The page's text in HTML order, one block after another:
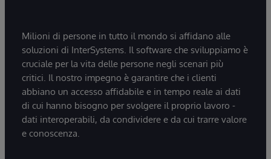
Milioni di persone in tutto il mondo si affidano alle
soluzioni di InterSystems. Il software che sviluppiamo è
cruciale per la vita delle persone negli scenari più
critici. Il nostro impegno è garantire che i clienti
abbiano un accesso affidabile e in tempo reale ai dati
di cui hanno bisogno per svolgere il proprio lavoro -
dati interoperabili, da condividere e da cui trarre valore
e conoscenza.